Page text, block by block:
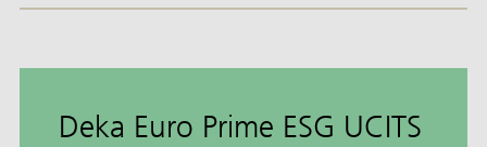
Deka Euro Prime ESG UCITS